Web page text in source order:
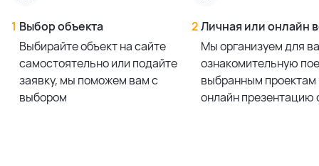
1 Выбор объекта
Выбирайте объект на сайте
самостоятельно или подайте
заявку, мы поможем вам с
выбором
2Личная или онлайн
Мы организуем для
ознакомительную
выбранным проектам
онлайн презентацию